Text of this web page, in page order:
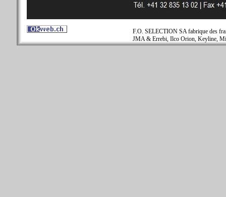
F.O. SELECTION SA fabrique des
JMA & Errebi, Ilco Orion, Keyline,